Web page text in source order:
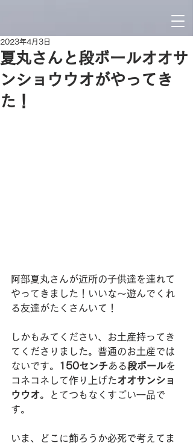
夏丸さんと段ボールオオサ
ンショウウオがやってき
た！
2023年4月3日
阿部夏丸さんが近所の子供達を連れて
やってきました！いいな〜遊んでくれ
る友達がたくさんいて！
しかもみてください、お土産持ってき
てくださりました。普通のお土産では
ないです。
150センチある段ボールを
コネコネして作り上げたオオサンショ
ウウオ。とてつもなくすごい一品で
す。
いま、どこに飾ろうか必死で考えてま